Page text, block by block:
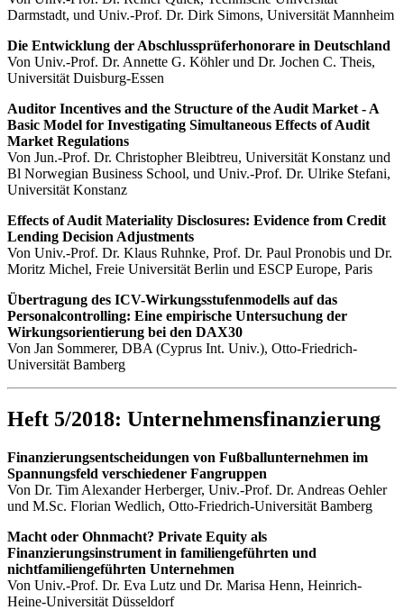
Darmstadt, und Univ.-Prof. Dr. Dirk Simons, Universität Mannheim
Die Entwicklung der Abschlussprüferhonorare in Deutschland
Von Univ.-Prof. Dr. Annette G. Köhler und Dr. Jochen C. Theis,
Universität Duisburg-Essen
Auditor Incentives and the Structure of the Audit Market - A
Basic Model for Investigating Simultaneous Effects of Audit
Market Regulations
Von Jun.-Prof. Dr. Christopher Bleibtreu, Universität Konstanz und
Bl Norwegian Business School, und Univ.-Prof. Dr. Ulrike Stefani,
Universität Konstanz
Effects of Audit Materiality Disclosures: Evidence from Credit
Lending Decision Adjustments
Von Univ.-Prof. Dr. Klaus Ruhnke, Prof. Dr. Paul Pronobis und Dr.
Moritz Michel, Freie Universität Berlin und ESCP Europe, Paris
Übertragung des ICV-Wirkungsstufenmodells auf das
Personalcontrolling: Eine empirische Untersuchung der
Wirkungsorientierung bei den DAX30
Von Jan Sommerer, DBA (Cyprus Int. Univ.), Otto-Friedrich-
Universität Bamberg
Heft 5/2018: Unternehmensfinanzierung
Finanzierungsentscheidungen von Fußballunternehmen im
Spannungsfeld verschiedener Fangruppen
Von Dr. Tim Alexander Herberger, Univ.-Prof. Dr. Andreas Oehler
und M.Sc. Florian Wedlich, Otto-Friedrich-Universität Bamberg
Macht oder Ohnmacht? Private Equity als
Finanzierungsinstrument in familiengeführten und
nichtfamiliengeführten Unternehmen
Von Univ.-Prof. Dr. Eva Lutz und Dr. Marisa Henn, Heinrich-
Heine-Universität Düsseldorf